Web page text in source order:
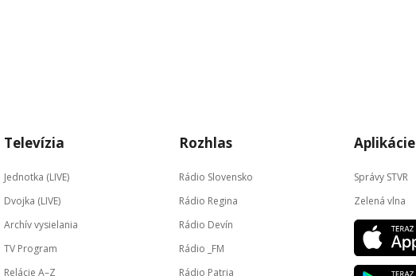
Televízia
Jednotka (LIVE)
Dvojka (LIVE)
Archív vysielania
TV Program
Relácie A–Z
Rozhlas
Rádio Slovensko
Rádio Regina
Rádio Devín
Rádio _FM
Rádio Patria
Aplikácie
Správy STVR
Zelená vlna